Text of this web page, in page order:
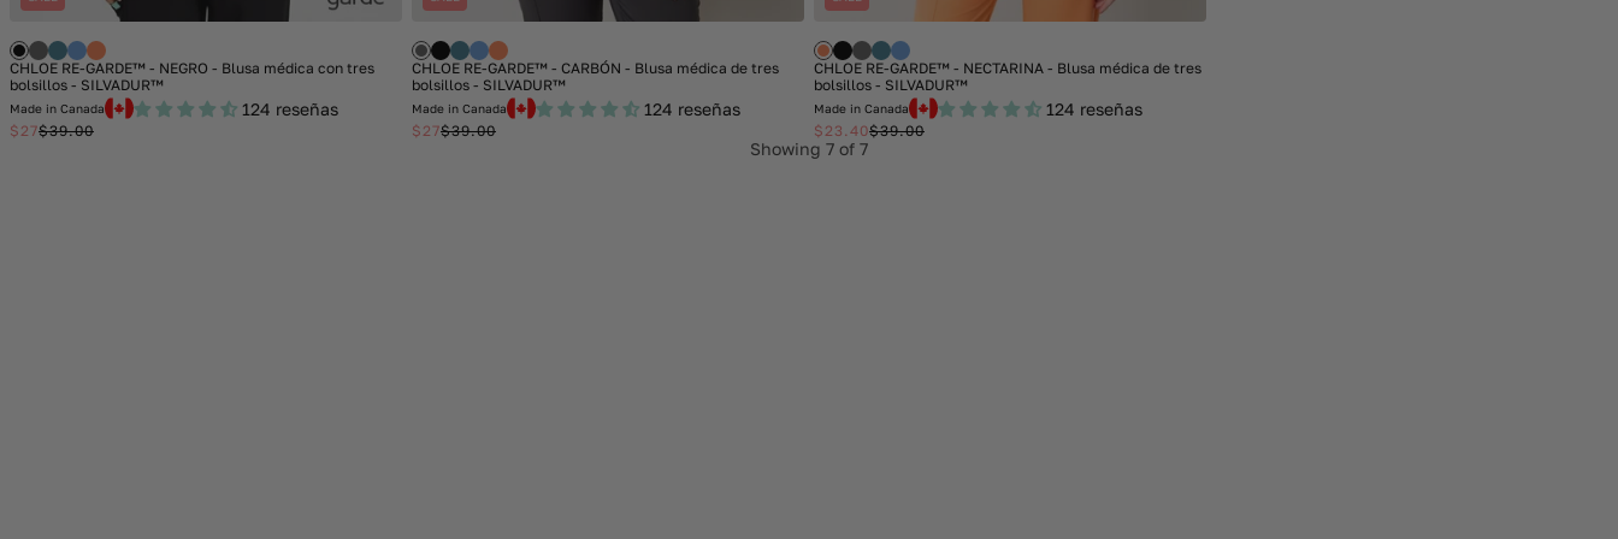
CHLOE RE-GARDE™ - NEGRO - Blusa médica con tres
bolsillos - SILVADUR™
Made in Canada 124 reseñas
Sale
$27
Regular
$39.00
CHLOE RE-GARDE™ - CARBÓN - Blusa médica de tres
bolsillos - SILVADUR™
Made in Canada 124 reseñas
Sale
$27
Regular
$39.00
CHLOE RE-GARDE™ - NECTARINA - Blusa médica de tres
bolsillos - SILVADUR™
Made in Canada 124 reseñas
Sale
price
$23.40
Regular
price
$39.00
Showing 7 of 7